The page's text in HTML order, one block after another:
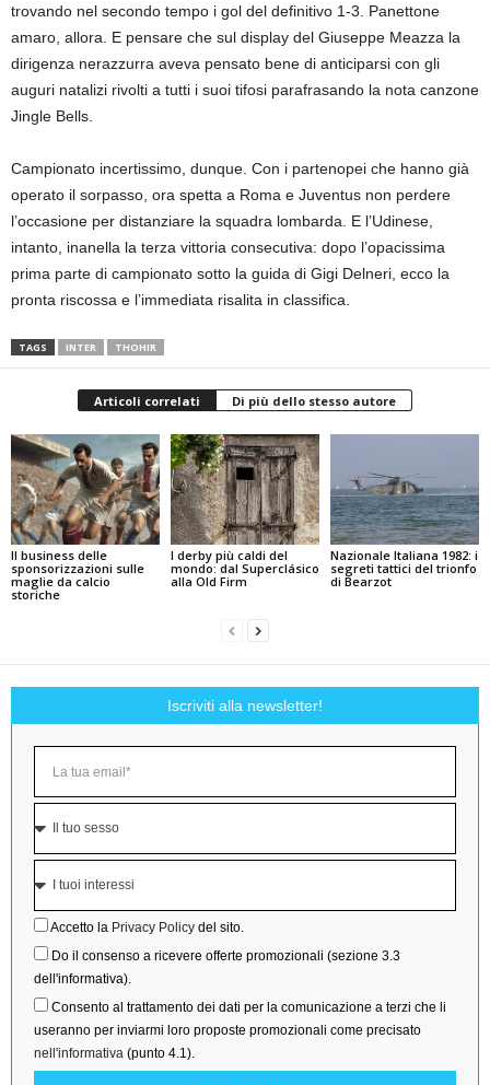
trovando nel secondo tempo i gol del definitivo 1-3. Panettone
amaro, allora. E pensare che sul display del Giuseppe Meazza la
dirigenza nerazzurra aveva pensato bene di anticiparsi con gli
auguri natalizi rivolti a tutti i suoi tifosi parafrasando la nota canzone
Jingle Bells.
Campionato incertissimo, dunque. Con i partenopei che hanno già
operato il sorpasso, ora spetta a Roma e Juventus non perdere
l’occasione per distanziare la squadra lombarda. E l’Udinese,
intanto, inanella la terza vittoria consecutiva: dopo l’opacissima
prima parte di campionato sotto la guida di Gigi Delneri, ecco la
pronta riscossa e l’immediata risalita in classifica.
TAGS INTER THOHIR
Articoli correlati Di più dello stesso autore
Il business delle
sponsorizzazioni sulle
maglie da calcio
storiche
I derby più caldi del
mondo: dal Superclásico
alla Old Firm
Nazionale Italiana 1982: i
segreti tattici del trionfo
di Bearzot
Iscriviti alla newsletter!
Accetto la Privacy Policy del sito.
Do il consenso a ricevere offerte promozionali (sezione 3.3
dell'informativa).
Consento al trattamento dei dati per la comunicazione a terzi che li
useranno per inviarmi loro proposte promozionali come precisato
nell'informativa (punto 4.1).